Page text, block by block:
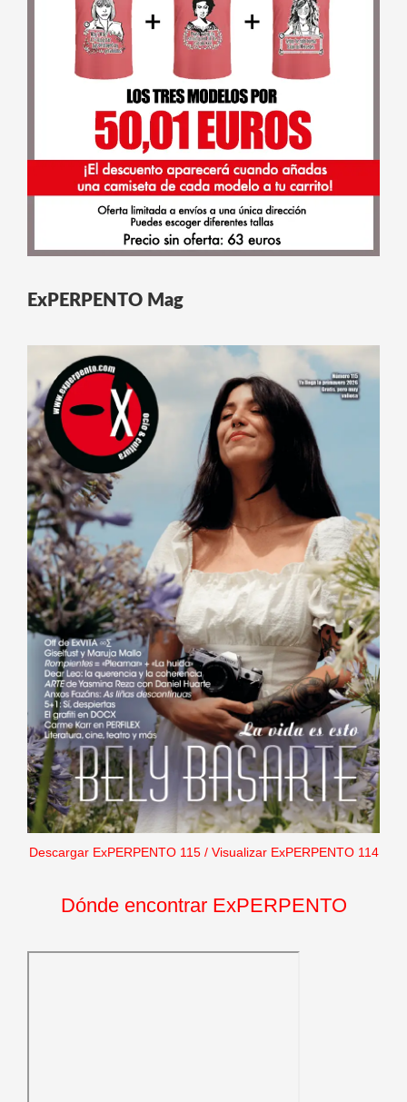
ExPERPENTO Mag
Descargar ExPERPENTO 115/ Visualizar ExPERPENTO 114
Dónde encontrar ExPERPENTO